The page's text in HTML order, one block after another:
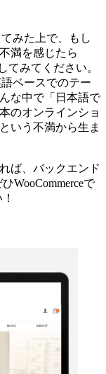
みた上で、もし
満を感じたら
てみてください。
ベースでのテー
な中で「日本語で
のオンラインショ
いう不満から生ま
ば、バックエンド
WooCommerceで